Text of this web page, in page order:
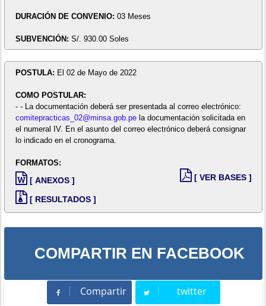
DURACIÓN DE CONVENIO: 03 Meses
SUBVENCIÓN: S/. 930.00 Soles
POSTULA: El 02 de Mayo de 2022
COMO POSTULAR:
- - La documentación deberá ser presentada al correo electrónico:
comitepracticas_02@minsa.gob.pela documentación solicitada en
el numeral IV. En el asunto del correo electrónico deberá consignar
lo indicado en el cronograma.
FORMATOS:
[ ANEXOS ]
[ RESULTADOS ]
[ VER BASES ]
COMPARTIR EN FACEBOOK
Compartir
Compartir twitter
Tweet